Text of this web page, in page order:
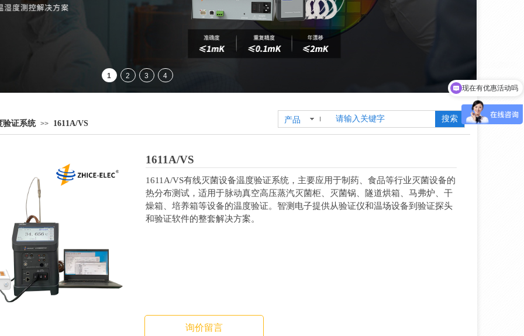
产品 搜索
验证系统 >> 1611A/VS
1611A/VS
1611A/VS有线灭菌设备温度验证系统，主要应用于制药、食品等行业灭菌设备的
热分布测试，适用于脉动真空高压蒸汽灭菌柜、灭菌锅、隧道烘箱、马弗炉、干
燥箱、培养箱等设备的温度验证。智测电子提供从验证仪和温场设备到验证探头
和验证软件的整套解决方案。
询价留言
现在有优惠活动吗